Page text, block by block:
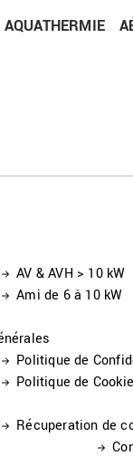
AQUATHERMIE
AV & AVH > 10 kW
Ami de 6 à 10 kW
Politique de
Politique de
Récuperation de